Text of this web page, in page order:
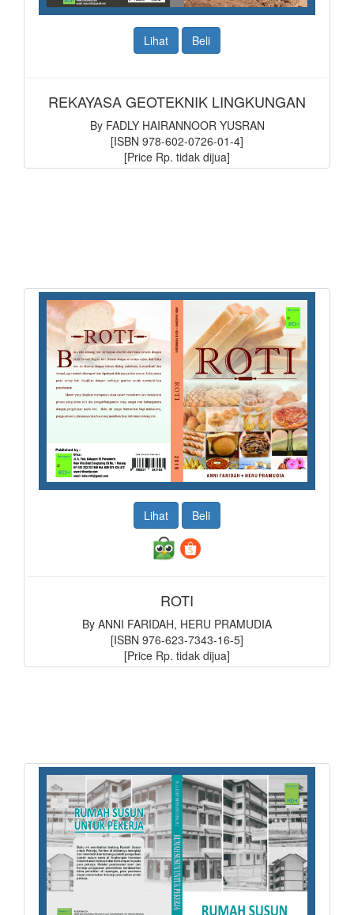
Lihat Beli
REKAYASA GEOTEKNIK LINGKUNGAN
By FADLY HAIRANNOOR YUSRAN
[ISBN 978-602-0726-01-4]
[Price Rp. tidak dijua]
Lihat Beli
ROTI
By ANNI FARIDAH, HERU PRAMUDIA
[ISBN 976-623-7343-16-5]
[Price Rp. tidak dijua]